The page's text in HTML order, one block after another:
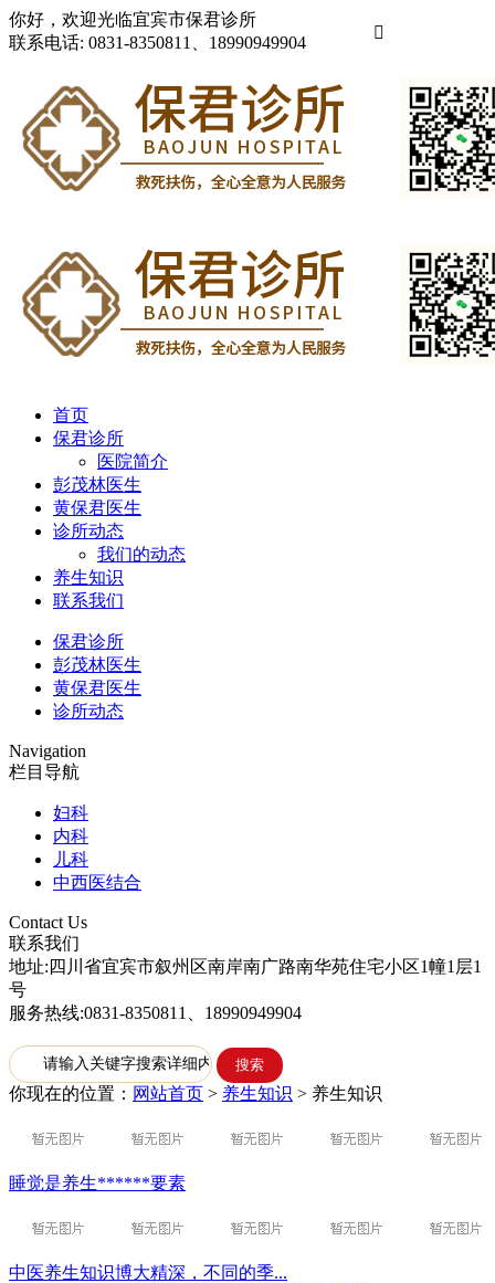
你好，欢迎光临宜宾市保君诊所
联系电话: 0831-8350811、18990949904

首页
保君诊所
医院简介
彭茂林医生
黄保君医生
诊所动态
我们的动态
养生知识
联系我们
保君诊所
彭茂林医生
黄保君医生
诊所动态
Navigation
栏目导航
妇科
内科
儿科
中西医结合
Contact Us
联系我们
地址:四川省宜宾市叙州区南岸南广路南华苑住宅小区1幢1层1
号
服务热线:0831-8350811、18990949904
你现在的位置： 网站首页 > 养生知识 > 养生知识
睡觉是养生******要素
中医养生知识博大精深，不同的季...